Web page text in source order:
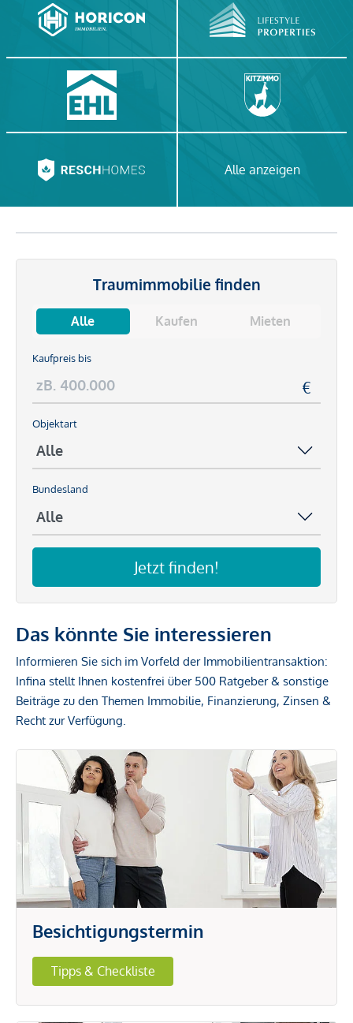
Alle anzeigen
Traumimmobilie finden
Alle Kaufen Mieten
Kaufpreis bis
Objektart
Bundesland
Jetzt finden!
Das könnte Sie interessieren
Informieren Sie sich im Vorfeld der Immobilientransaktion:
Infina stellt Ihnen kostenfrei über 500 Ratgeber & sonstige
Beiträge zu den Themen Immobilie, Finanzierung, Zinsen &
Recht zur Verfügung.
Besichtigungstermin
Tipps & Checkliste